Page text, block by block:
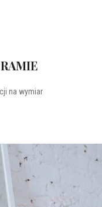
na wymiar